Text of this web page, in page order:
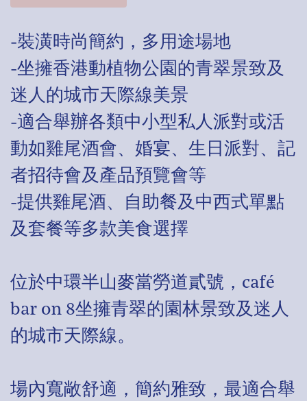
-裝潢時尚簡約，多用途場地
-坐擁香港動植物公園的青翠景致及
迷人的城市天際線美景
-適合舉辦各類中小型私人派對或活
動如雞尾酒會、婚宴、生日派對、記
者招待會及產品預覽會等
-提供雞尾酒、自助餐及中西式單點
及套餐等多款美食選擇
位於中環半山麥當勞道貳號，café
bar on 8坐擁青翠的園林景致及迷人
的城市天際線。
場內寬敞舒適，簡約雅致，最適合舉